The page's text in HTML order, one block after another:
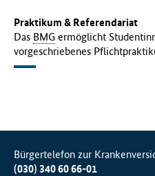
Praktikum & Referendariat
Das BMG ermöglicht
vorgeschriebenes
Bürgertelefon zur
(030) 340 60 66-01